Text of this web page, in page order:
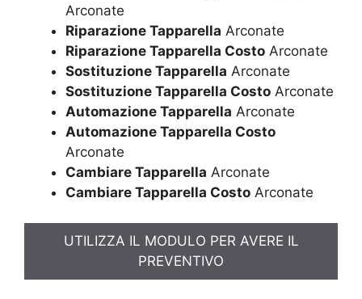
Arconate
Riparazione Tapparella Arconate
Riparazione Tapparella Costo Arconate
Sostituzione Tapparella Arconate
Sostituzione Tapparella Costo Arconate
Automazione Tapparella Arconate
Automazione Tapparella Costo
Arconate
Cambiare Tapparella Arconate
Cambiare Tapparella Costo Arconate
UTILIZZA IL MODULO PER AVERE IL
PREVENTIVO